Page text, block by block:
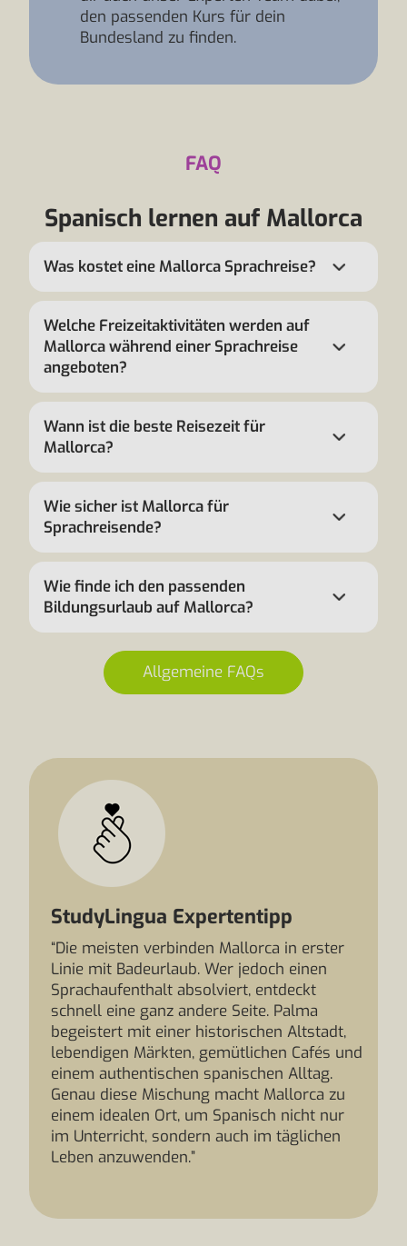
den passenden Kurs für dein
Bundesland zu finden.
FAQ
Spanisch lernen auf Mallorca
Was kostet eine Mallorca Sprachreise?
Welche Freizeitaktivitäten werden auf
Mallorca während einer Sprachreise
angeboten?
Wann ist die beste Reisezeit für
Mallorca?
Wie sicher ist Mallorca für
Sprachreisende?
Wie finde ich den passenden
Bildungsurlaub auf Mallorca?
Allgemeine FAQs
StudyLingua Expertentipp
“Die meisten verbinden Mallorca in erster
Linie mit Badeurlaub. Wer jedoch einen
Sprachaufenthalt absolviert, entdeckt
schnell eine ganz andere Seite. Palma
begeistert mit einer historischen Altstadt,
lebendigen Märkten, gemütlichen Cafés und
einem authentischen spanischen Alltag.
Genau diese Mischung macht Mallorca zu
einem idealen Ort, um Spanisch nicht nur
im Unterricht, sondern auch im täglichen
Leben anzuwenden.”